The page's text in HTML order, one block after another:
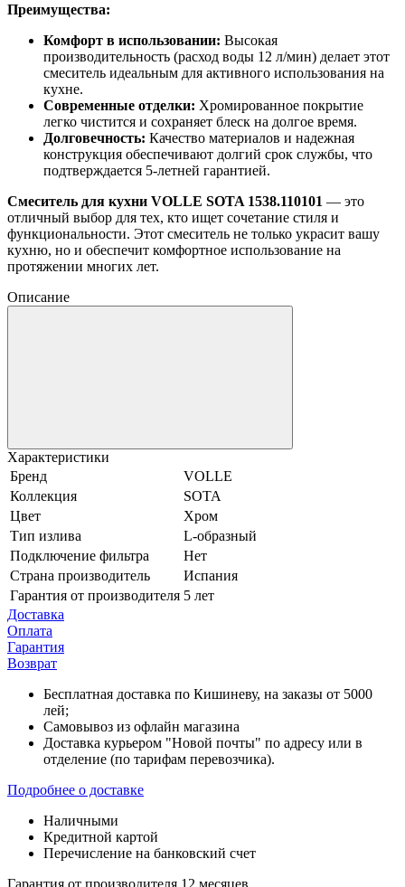
Преимущества:
Комфорт в использовании: Высокая
производительность (расход воды 12 л/мин) делает этот
смеситель идеальным для активного использования на
кухне.
Современные отделки: Хромированное покрытие
легко чистится и сохраняет блеск на долгое время.
Долговечность: Качество материалов и надежная
конструкция обеспечивают долгий срок службы, что
подтверждается 5-летней гарантией.
Смеситель для кухни VOLLE SOTA 1538.110101 — это
отличный выбор для тех, кто ищет сочетание стиля и
функциональности. Этот смеситель не только украсит вашу
кухню, но и обеспечит комфортное использование на
протяжении многих лет.
Описание
Характеристики
Бренд
VOLLE
Коллекция
SOTA
Цвет
Хром
Тип излива
L-образный
Подключение фильтра
Нет
Страна производитель
Испания
Гарантия от производителя 5 лет
Доставка
Оплата
Гарантия
Возврат
Бесплатная доставка по Кишиневу, на заказы от 5000
лей;
Самовывоз из офлайн магазина
Доставка курьером "Новой почты" по адресу или в
отделение (по тарифам перевозчика).
Подробнее о доставке
Наличными
Кредитной картой
Перечисление на банковский счет
Гарантия от производителя 12 месяцев